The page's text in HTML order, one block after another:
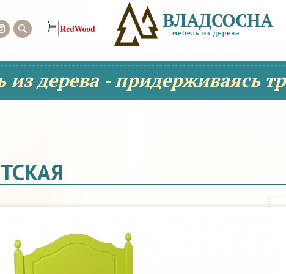
из дерева - придерживаясь